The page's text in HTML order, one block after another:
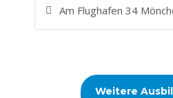
Am Flughafen 34
Weitere